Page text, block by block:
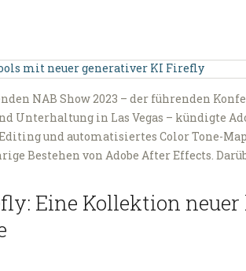
NAB Show 2023 – der führenden
Unterhaltung in Las Vegas – kündigte
und automatisiertes Color Tone-
Bestehen von Adobe After Effects.
Eine Kollektion